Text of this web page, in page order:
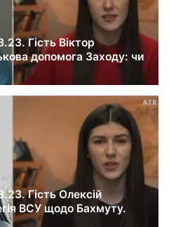
Гість Віктор
допомога Заходу: чи
на F-16.
Гість Олексій
ВСУ щодо Бахмуту.